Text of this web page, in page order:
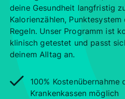
deine Gesundheit langfristig
Kalorienzählen,
Regeln. Unser Programm ist
klinisch getestet und passt
deinem Alltag an.
100%
Krankenkassen möglich